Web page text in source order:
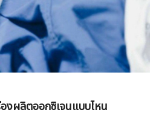
องผลิตออกซิเจนแบบไหน